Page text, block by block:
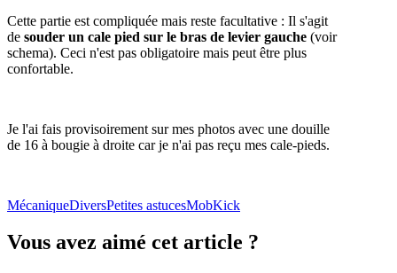
Cette partie est compliquée mais reste facultative : Il s'agit
de souder un cale pied sur le bras de levier gauche (voir
schema). Ceci n'est pas obligatoire mais peut être plus
confortable.
Je l'ai fais provisoirement sur mes photos avec une douille
de 16 à bougie à droite car je n'ai pas reçu mes cale-pieds.
MécaniqueDiversPetites astucesMobKick
Vous avez aimé cet article ?